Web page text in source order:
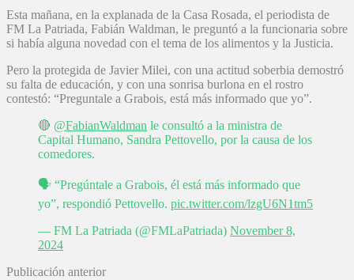
Esta mañana, en la explanada de la Casa Rosada, el periodista de
FM La Patriada, Fabián Waldman, le preguntó a la funcionaria sobre
si había alguna novedad con el tema de los alimentos y la Justicia.
Pero la protegida de Javier Milei, con una actitud soberbia demostró
su falta de educación, y con una sonrisa burlona en el rostro
contestó: “Preguntale a Grabois, está más informado que yo”.
🔴 @FabianWaldman le consultó a la ministra de
Capital Humano, Sandra Pettovello, por la causa de los
comedores.
🗣️ “Pregúntale a Grabois, él está más informado que
yo”, respondió Pettovello. pic.twitter.com/lzgU6N1tm5
— FM La Patriada (@FMLaPatriada) November 8,
2024
Publicación anterior